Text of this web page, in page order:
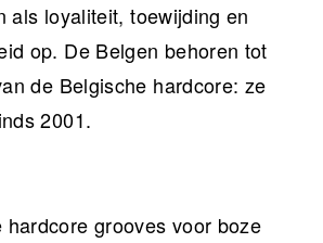
als loyaliteit, toewijding en
op. De Belgen behoren tot
de Belgische hardcore: ze
2001.
hardcore grooves voor boze